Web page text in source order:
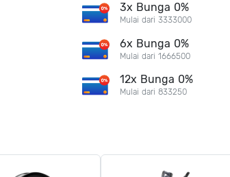
3x Bunga 0%
Mulai dari 3333000
6x Bunga 0%
Mulai dari 1666500
12x Bunga 0%
Mulai dari 833250